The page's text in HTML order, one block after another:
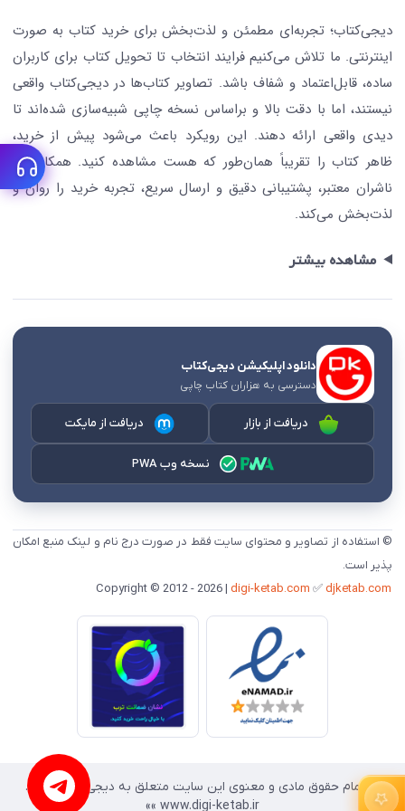
کتابیاب
دیجی‌کتاب؛ تجربه‌ای مطمئن و لذت‌بخش برای خرید کتاب به صورت
اینترنتی. ما تلاش می‌کنیم فرایند انتخاب تا تحویل کتاب برای کاربران
ساده، قابل‌اعتماد و شفاف باشد. تصاویر کتاب‌ها در دیجی‌کتاب واقعی
نیستند، اما با دقت بالا و براساس نسخه چاپی شبیه‌سازی شده‌اند تا
دیدی واقعی ارائه دهند. این رویکرد باعث می‌شود پیش از خرید،
ظاهر کتاب را تقریباً همان‌طور که هست مشاهده کنید. همکاری با
ناشران معتبر، پشتیبانی دقیق و ارسال سریع، تجربه خرید را روان و
لذت‌بخش می‌کند.
مشاهده بیشتر
دانلود اپلیکیشن دیجی‌کتاب
دسترسی به هزاران کتاب چاپی
دریافت از بازار دریافت از مایکت
نسخه وب PWA
© استفاده از تصاویر و محتوای سایت فقط در صورت درج نام و لینک منبع امکان
پذیر است.
digi-ketab.com ✅djketab.com
«« تمام حقوق مادی و معنوی این سایت متعلق به دیجی کتاب است.
www.digi-ketab.ir »»